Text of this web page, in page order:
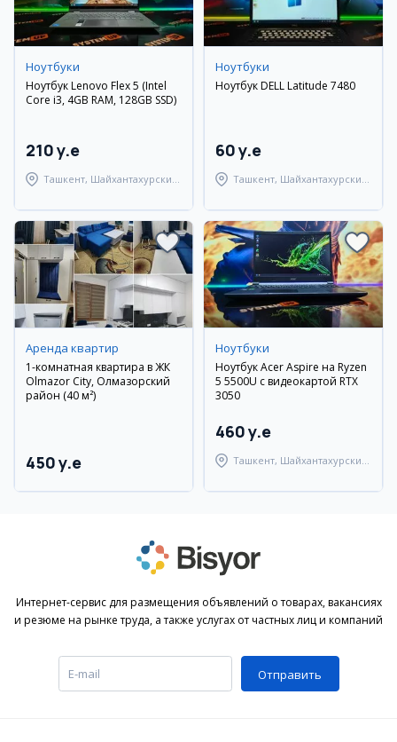
Ноутбуки
Ноутбук Lenovo Flex 5 (Intel
Core i3, 4GB RAM, 128GB SSD)
210 y.e
Ташкент, Шайхантахурский
Ноутбуки
Ноутбук DELL Latitude 7480
60 y.e
Ташкент, Шайхантахурский
Аренда квартир
1-комнатная квартира в ЖК
Olmazor City, Олмазорский
район (40 м²)
450 y.e
Ноутбуки
Ноутбук Acer Aspire на Ryzen
5 5500U с видеокартой RTX
3050
460 y.e
Ташкент, Шайхантахурский
Интернет-сервис для размещения объявлений о товарах, вакансиях
и резюме на рынке труда, а также услугах от частных лиц и компаний
Отправить